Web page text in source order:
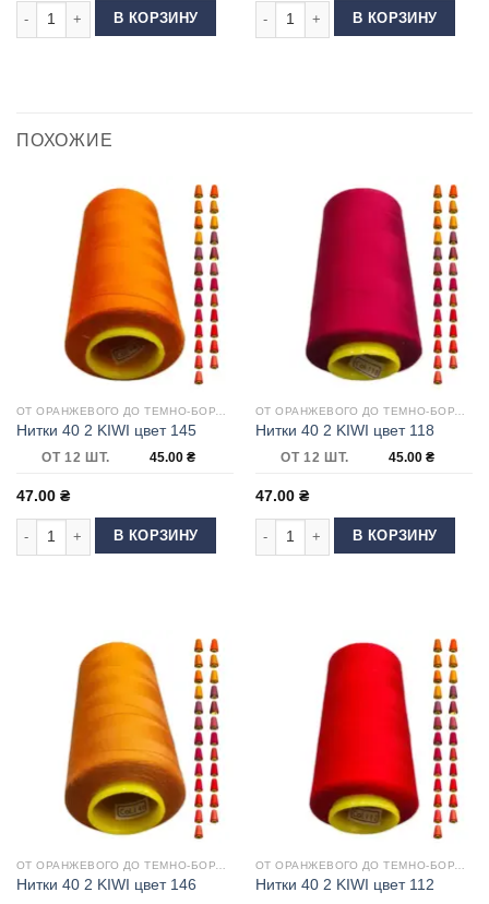
Количество товара Ножницы для подрезки нитей (ниткорез) 105 мм
В КОРЗИНУ
Количество товара Шпуля без
В КОРЗИНУ
ПОХОЖИЕ
Нитки 40 2 KIWI цвет 145
ОТ 12 ШТ. 45.00 ₴
47.00 ₴
Количество товара Нитки 40 2 KIWI цвет 145
В КОРЗИНУ
Нитки 40 2 KIWI цвет 118
ОТ 12 ШТ. 45.00 ₴
47.00 ₴
Количество товара Нитки 40 2 KIWI
В КОРЗИНУ
Нитки 40 2 KIWI цвет 146 Нитки 40 2 KIWI цвет 112